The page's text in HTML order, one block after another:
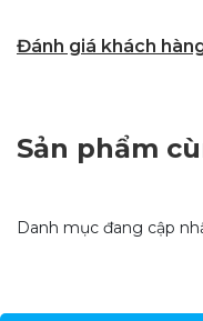
Đánh giá khách
Sản phẩm
Danh mục đang cập